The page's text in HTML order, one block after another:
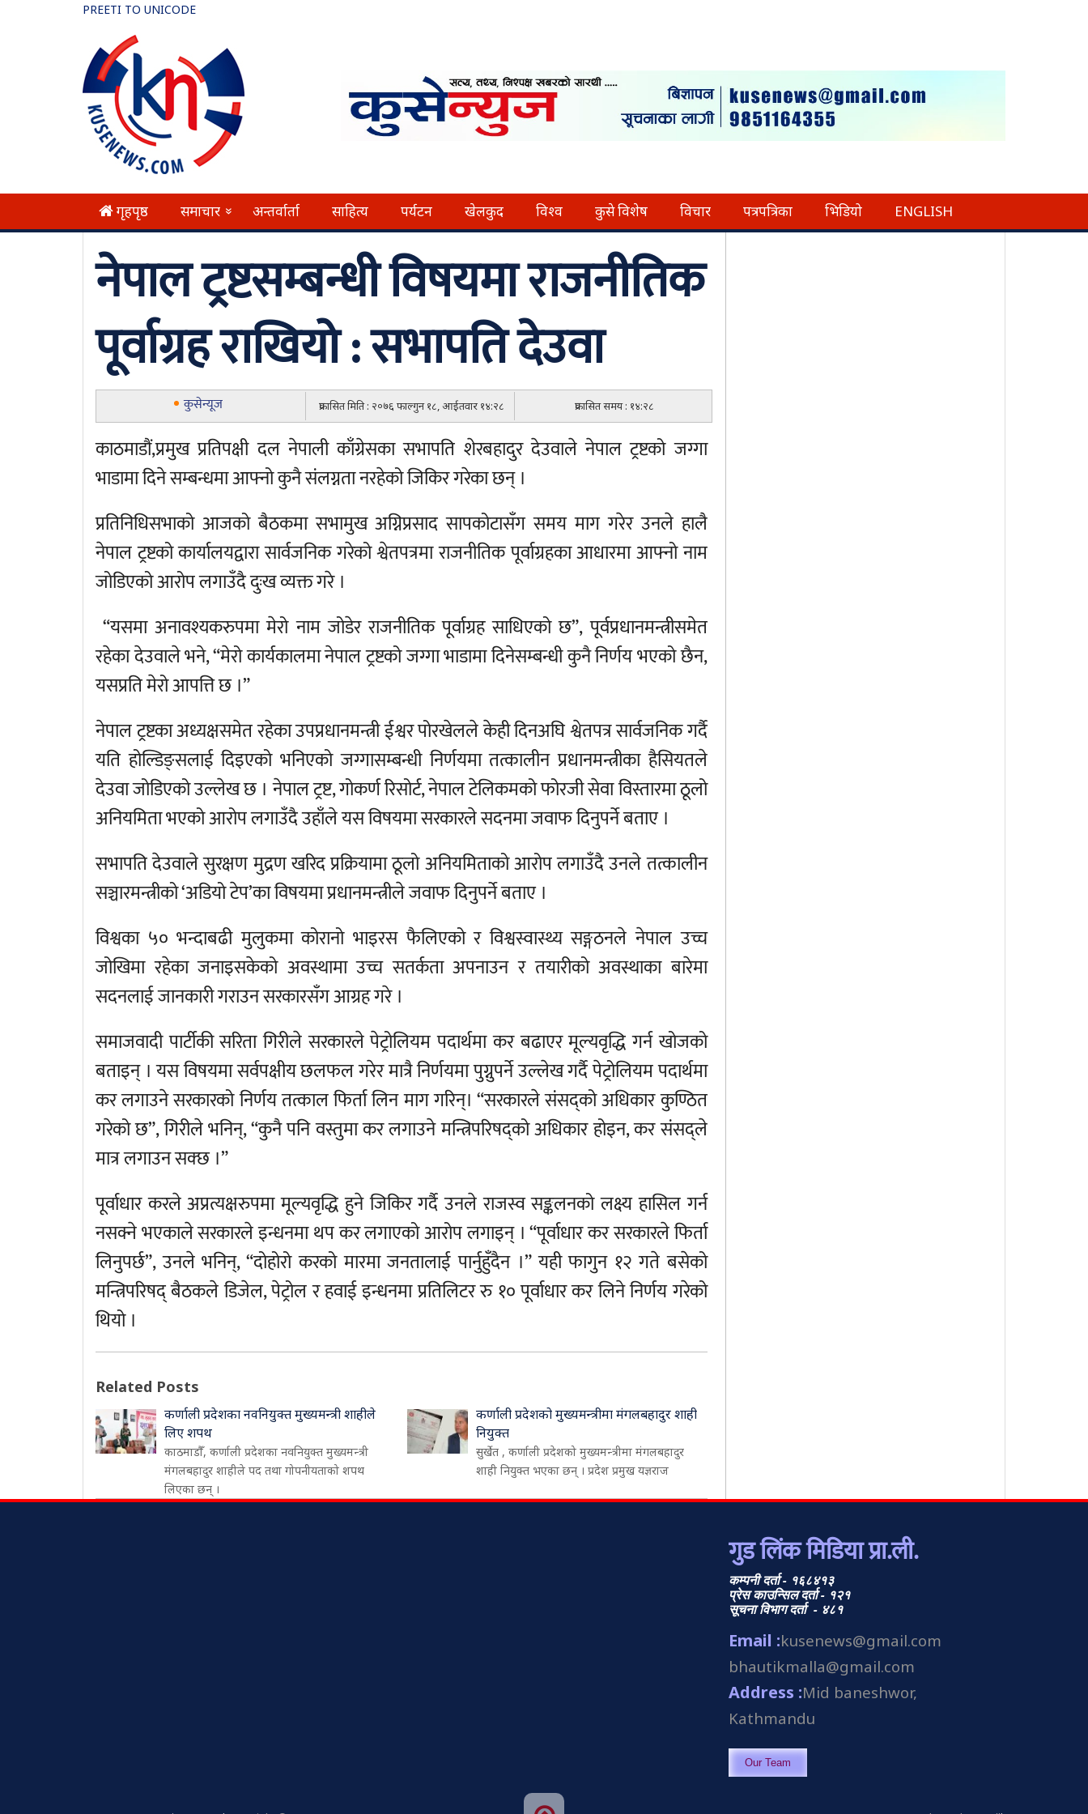
PREETI TO UNICODE
गृहपृष्ठ समाचार » अन्तर्वार्ता साहित्य पर्यटन खेलकुद विश्व कुसे विशेष विचार पत्रपत्रिका भिडियो ENGLISH
नेपाल ट्रष्टसम्बन्धी विषयमा राजनीतिक
पूर्वाग्रह राखियो : सभापति देउवा
कुसेन्यूज प्रकासित मिति : २०७६ फाल्गुन १८, आईतवार १४:२८ प्रकासित समय : १४:२८
काठमाडौं,प्रमुख प्रतिपक्षी दल नेपाली काँग्रेसका सभापति शेरबहादुर देउवाले नेपाल ट्रष्टको जग्गा
भाडामा दिने सम्बन्धमा आफ्नो कुनै संलग्नता नरहेको जिकिर गरेका छन् ।
प्रतिनिधिसभाको आजको बैठकमा सभामुख अग्निप्रसाद सापकोटासँग समय माग गरेर उनले हालै
नेपाल ट्रष्टको कार्यालयद्वारा सार्वजनिक गरेको श्वेतपत्रमा राजनीतिक पूर्वाग्रहका आधारमा आफ्नो नाम
जोडिएको आरोप लगाउँदै दुःख व्यक्त गरे ।
“यसमा अनावश्यकरुपमा मेरो नाम जोडेर राजनीतिक पूर्वाग्रह साधिएको छ”, पूर्वप्रधानमन्त्रीसमेत
रहेका देउवाले भने, “मेरो कार्यकालमा नेपाल ट्रष्टको जग्गा भाडामा दिनेसम्बन्धी कुनै निर्णय भएको छैन,
यसप्रति मेरो आपत्ति छ ।”
नेपाल ट्रष्टका अध्यक्षसमेत रहेका उपप्रधानमन्त्री ईश्वर पोरखेलले केही दिनअघि श्वेतपत्र सार्वजनिक गर्दै
यति होल्डिङ्सलाई दिइएको भनिएको जग्गासम्बन्धी निर्णयमा तत्कालीन प्रधानमन्त्रीका हैसियतले
देउवा जोडिएको उल्लेख छ । नेपाल ट्रष्ट, गोकर्ण रिसोर्ट, नेपाल टेलिकमको फोरजी सेवा विस्तारमा ठूलो
अनियमिता भएको आरोप लगाउँदै उहाँले यस विषयमा सरकारले सदनमा जवाफ दिनुपर्ने बताए ।
सभापति देउवाले सुरक्षण मुद्रण खरिद प्रक्रियामा ठूलो अनियमिताको आरोप लगाउँदै उनले तत्कालीन
सञ्चारमन्त्रीको ‘अडियो टेप’का विषयमा प्रधानमन्त्रीले जवाफ दिनुपर्ने बताए ।
विश्वका ५० भन्दाबढी मुलुकमा कोरानो भाइरस फैलिएको र विश्वस्वास्थ्य सङ्गठनले नेपाल उच्च
जोखिमा रहेका जनाइसकेको अवस्थामा उच्च सतर्कता अपनाउन र तयारीको अवस्थाका बारेमा
सदनलाई जानकारी गराउन सरकारसँग आग्रह गरे ।
समाजवादी पार्टीकी सरिता गिरीले सरकारले पेट्रोलियम पदार्थमा कर बढाएर मूल्यवृद्धि गर्न खोजको
बताइन् । यस विषयमा सर्वपक्षीय छलफल गरेर मात्रै निर्णयमा पुग्नुपर्ने उल्लेख गर्दै पेट्रोलियम पदार्थमा
कर लगाउने सरकारको निर्णय तत्काल फिर्ता लिन माग गरिन्। “सरकारले संसद्को अधिकार कुण्ठित
गरेको छ”, गिरीले भनिन्, “कुनै पनि वस्तुमा कर लगाउने मन्त्रिपरिषद्को अधिकार होइन, कर संसद्ले
मात्र लगाउन सक्छ ।”
पूर्वाधार करले अप्रत्यक्षरुपमा मूल्यवृद्धि हुने जिकिर गर्दै उनले राजस्व सङ्कलनको लक्ष्य हासिल गर्न
नसक्ने भएकाले सरकारले इन्धनमा थप कर लगाएको आरोप लगाइन् । “पूर्वाधार कर सरकारले फिर्ता
लिनुपर्छ”, उनले भनिन्, “दोहोरो करको मारमा जनतालाई पार्नुहुँदैन ।” यही फागुन १२ गते बसेको
मन्त्रिपरिषद् बैठकले डिजेल, पेट्रोल र हवाई इन्धनमा प्रतिलिटर रु १० पूर्वाधार कर लिने निर्णय गरेको
थियो ।
Related Posts
कर्णाली प्रदेशका नवनियुक्त मुख्यमन्त्री शाहीले
लिए शपथ
काठमाडौँ, कर्णाली प्रदेशका नवनियुक्त मुख्यमन्त्री
मंगलबहादुर शाहीले पद तथा गोपनीयताको शपथ
लिएका छन् ।
कर्णाली प्रदेशको मुख्यमन्त्रीमा मंगलबहादुर शाही
नियुक्त
सुर्खेत , कर्णाली प्रदेशको मुख्यमन्त्रीमा मंगलबहादुर
शाही नियुक्त भएका छन् । प्रदेश प्रमुख यज्ञराज
गुड लिंक मिडिया प्रा.ली.
कम्पनी दर्ता - १६८४१३
प्रेस काउन्सिल दर्ता - १२१
सूचना विभाग दर्ता - ४८१
Email :kusenews@gmail.com
bhautikmalla@gmail.com
Address :Mid baneshwor,
Kathmandu
Our Team